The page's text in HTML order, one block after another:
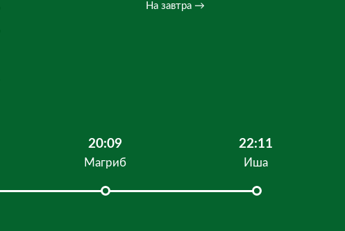
На завтра →
20:09
Магриб
22:11
Иша